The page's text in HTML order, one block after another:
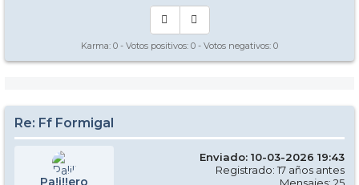
Karma: 0 - Votos positivos: 0 - Votos negativos: 0
Re: Ff Formigal
Pa!i!!ero
Enviado: 10-03-2026 19:43
Registrado: 17 años antes